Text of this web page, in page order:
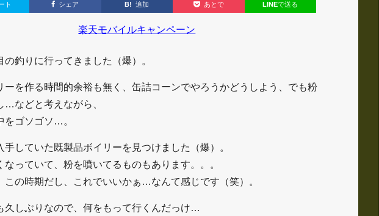
ト シェア B! 追加 あとで LINEで送る
楽天モバイルキャンペーン
の釣りに行ってきました（爆）。
ーを作る時間的余裕も無く、缶詰コーンでやろうかどうしよう、でも粉
…などと考えながら、
をゴソゴソ…。
手していた既製品ボイリーを見つけました（爆）。
なっていて、粉を噴いてるものもあります。。。
この時期だし、これでいいかぁ…なんて感じです（笑）。
久しぶりなので、何をもって行くんだっけ…